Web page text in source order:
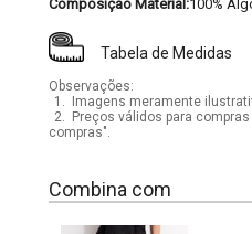
Composição Material:100%
Tabela de Medidas
Observações:
1.
Imagens meramente
2.
Preços válidos para
compras".
Combina com